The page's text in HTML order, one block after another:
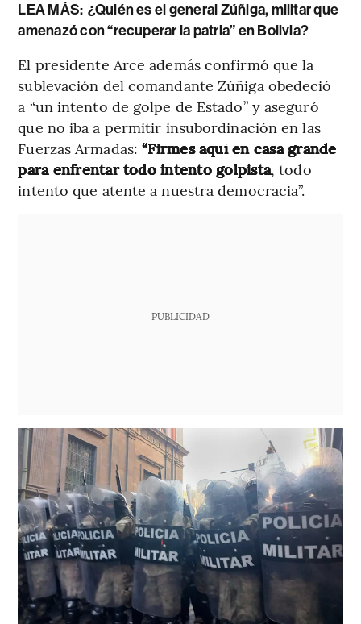
LEA MÁS: ¿Quién es el general Zúñiga, militar que
amenazó con “recuperar la patria” en Bolivia?
El presidente Arce además confirmó que la
sublevación del comandante Zúñiga obedeció
a “un intento de golpe de Estado” y aseguró
que no iba a permitir insubordinación en las
Fuerzas Armadas:“Firmes aquí en casa grande
para enfrentar todo intento golpista, todo
intento que atente a nuestra democracia”.
PUBLICIDAD